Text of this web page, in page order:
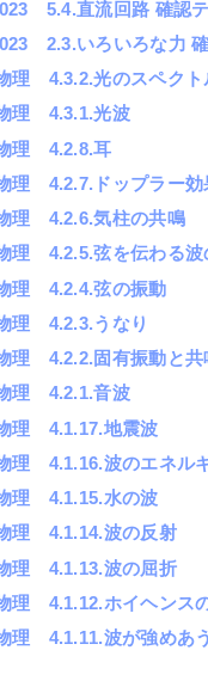
5.4.直流回路 確認
2.3.いろいろな力
理 4.3.2.光のスペクト
理 4.3.1.光波
理 4.2.8.耳
理 4.2.7.ドップラー効
理 4.2.6.気柱の共鳴
理 4.2.5.弦を伝わる波
理 4.2.4.弦の振動
理 4.2.3.うなり
理 4.2.2.固有振動と共
理 4.2.1.音波
理 4.1.17.地震波
理 4.1.16.波のエネル
理 4.1.15.水の波
理 4.1.14.波の反射
理 4.1.13.波の屈折
理 4.1.12.ホイヘンス
理 4.1.11.波が強めあ